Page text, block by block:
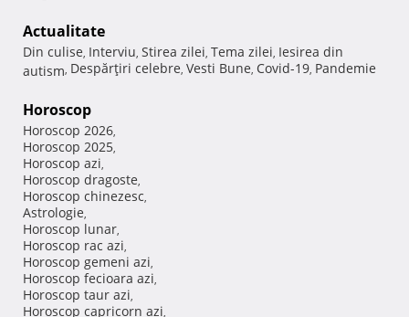
Actualitate
Din culise, Interviu, Stirea zilei, Tema zilei, Iesirea din
autism, Despărţiri celebre, Vesti Bune, Covid-19, Pandemie
Horoscop
Horoscop 2026,
Horoscop 2025,
Horoscop azi,
Horoscop dragoste,
Horoscop chinezesc,
Astrologie,
Horoscop lunar,
Horoscop rac azi,
Horoscop gemeni azi,
Horoscop fecioara azi,
Horoscop taur azi,
Horoscop capricorn azi,